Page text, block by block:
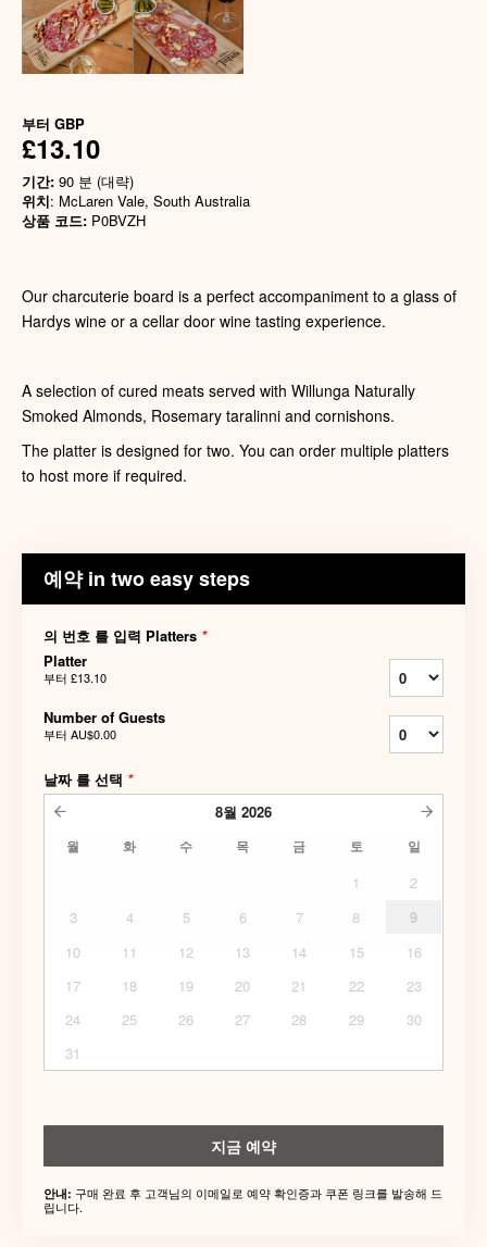
부터 GBP
£13.10
기간: 90 분 (대략)
위치: McLaren Vale, South Australia
상품 코드: P0BVZH
Our charcuterie board is a perfect accompaniment to a glass of
Hardys wine or a cellar door wine tasting experience.
A selection of cured meats served with Willunga Naturally
Smoked Almonds, Rosemary taralinni and cornishons.
The platter is designed for two. You can order multiple platters
to host more if required.
예약 in two easy steps
의 번호 를 입력 Platters *
Platter
부터 £13.10
Number of Guests
부터 AU$0.00
날짜 를 선택 *
8월 2026
월 화 수 목 금 토 일
1
2
3
4 5 6 7 8
9
10
11 12 13 14 15
16
17
18 19 20 21 22
23
24
25 26 27 28 29
30
31
지금 예약
안내: 구매 완료 후 고객님의 이메일로 예약 확인증과 쿠폰 링크를 발송해 드
립니다.